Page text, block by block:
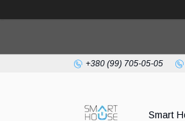
+380 (99) 705-05-05
Smart